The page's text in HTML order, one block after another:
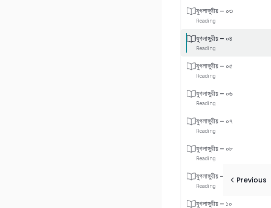
যুগলাঙ্গুরীয় – ০৩
Reading
যুগলাঙ্গুরীয় – ০৪
Reading
যুগলাঙ্গুরীয় – ০৫
Reading
যুগলাঙ্গুরীয় – ০৬
Reading
যুগলাঙ্গুরীয় – ০৭
Reading
যুগলাঙ্গুরীয় – ০৮
Reading
যুগলাঙ্গুরীয় – ০৯
Reading
যুগলাঙ্গুরীয় – ১০
কহিলেন যে,
মৃত্যুকালে
হইলে তাঁহার
পরিমাণে রহিল |”
কিন্তু সে
কিছুই নাই।
বলিয়া
এই সকল সংবাদ
পরিশোধ কর।
করিলেন।
এখন হিরণ্ময়ী
আনন্দস্বামী,
Previous